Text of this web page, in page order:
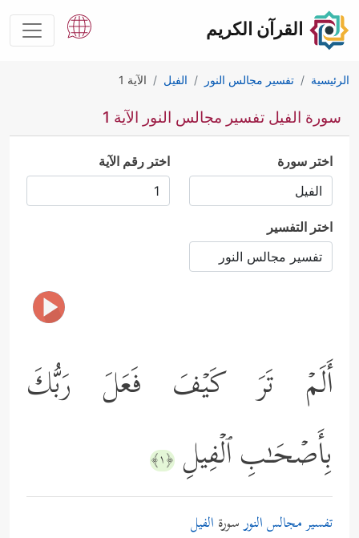
القرآن الكريم
الرئيسية تفسير مجالس النور الفيل الآية 1
سورة الفيل تفسير مجالس النور الآية 1
اختر سورة اختر رقم الآية
اختر التفسير
أَلَمۡ تَرَ كَیۡفَ فَعَلَ رَبُّكَ
بِأَصۡحَـٰبِ ٱلۡفِیلِ ﴿١﴾
تفسير مجالس النورسورة الفيل